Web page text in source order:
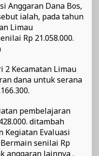
Anggaran Dana Bos,
ialah, pada tahun
Limau
Rp 21.058.000.
2 Kecamatan Limau
dana untuk serana
pembelajaran
ditambah
Kegiatan Evaluasi
senilai Rp
anggaran lainnya .